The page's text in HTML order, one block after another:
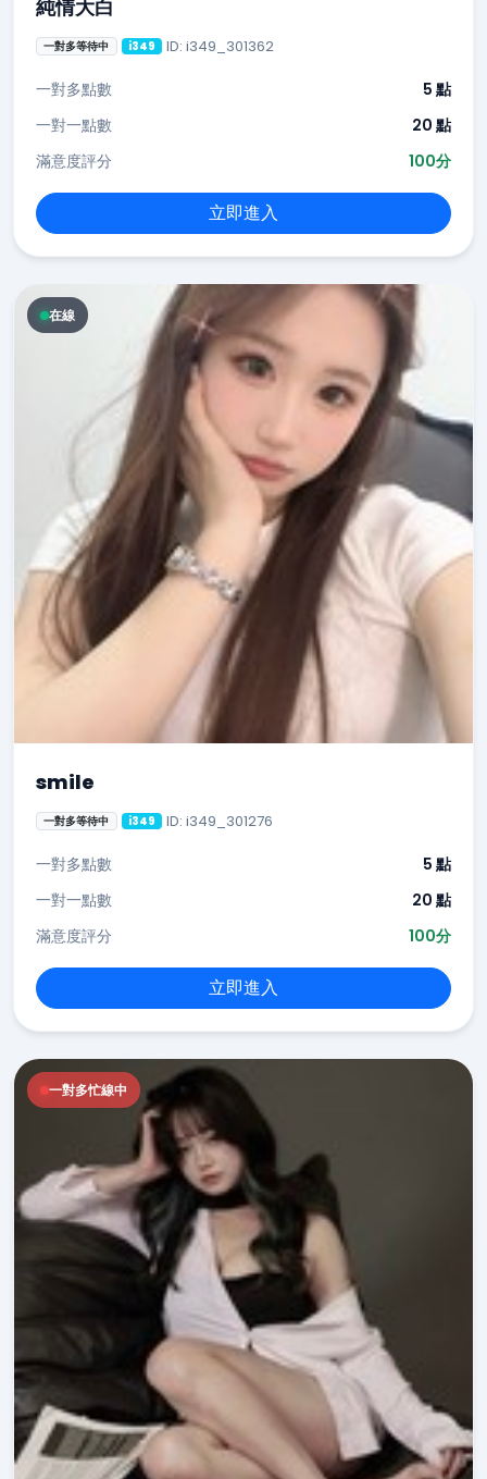
純情大白
一對多等待中 i349 ID: i349_301362
一對多點數
5 點
一對一點數
20 點
滿意度評分
100分
立即進入
在線
smile
一對多等待中 i349 ID: i349_301276
一對多點數
5 點
一對一點數
20 點
滿意度評分
100分
立即進入
一對多忙線中